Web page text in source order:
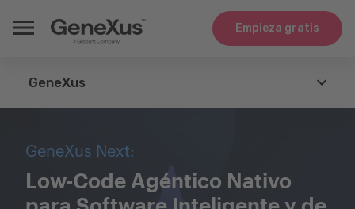
Empieza gratis
GeneXus
Tecnologías
GeneXus Next:
Low-Code Agéntico Nativo